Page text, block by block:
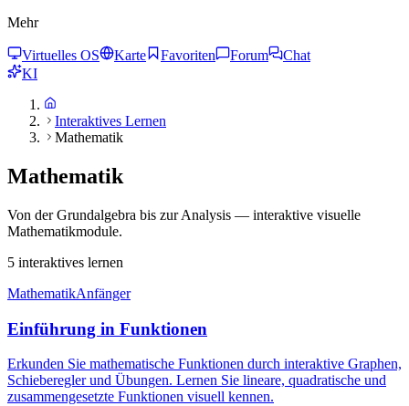
Mehr
Virtuelles OS Karte Favoriten Forum
Chat
KI
Interaktives Lernen
Mathematik
Mathematik
Von der Grundalgebra bis zur Analysis — interaktive visuelle
Mathematikmodule.
5 interaktives lernen
MathematikAnfänger
Einführung in Funktionen
Erkunden Sie mathematische Funktionen durch interaktive Graphen,
Schieberegler und Übungen. Lernen Sie lineare, quadratische und
zusammengesetzte Funktionen visuell kennen.